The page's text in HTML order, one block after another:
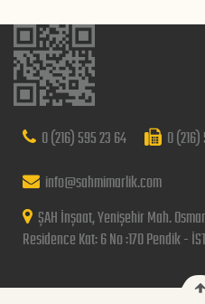
0 (216) 595 23 64 0 (216)
info@sahmimarlik.com
ŞAH İnşaat, Yenişehir Mah.
Residence Kat: 6 No :170 Pendik -